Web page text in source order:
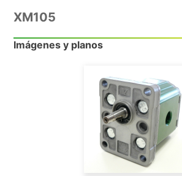
XM105
Imágenes y planos